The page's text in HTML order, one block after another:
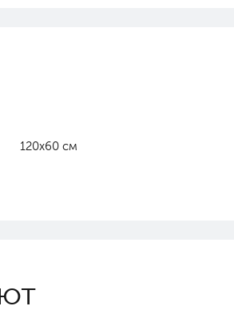
120х60 см